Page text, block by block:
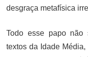
desgraça metafísica
Todo esse papo
textos da Idade